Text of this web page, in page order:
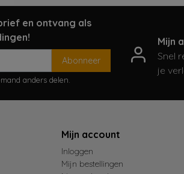
en ontvang als
Abonneer
anders delen.
Mijn
Snel
je
Mijn account
Inloggen
Mijn bestellingen